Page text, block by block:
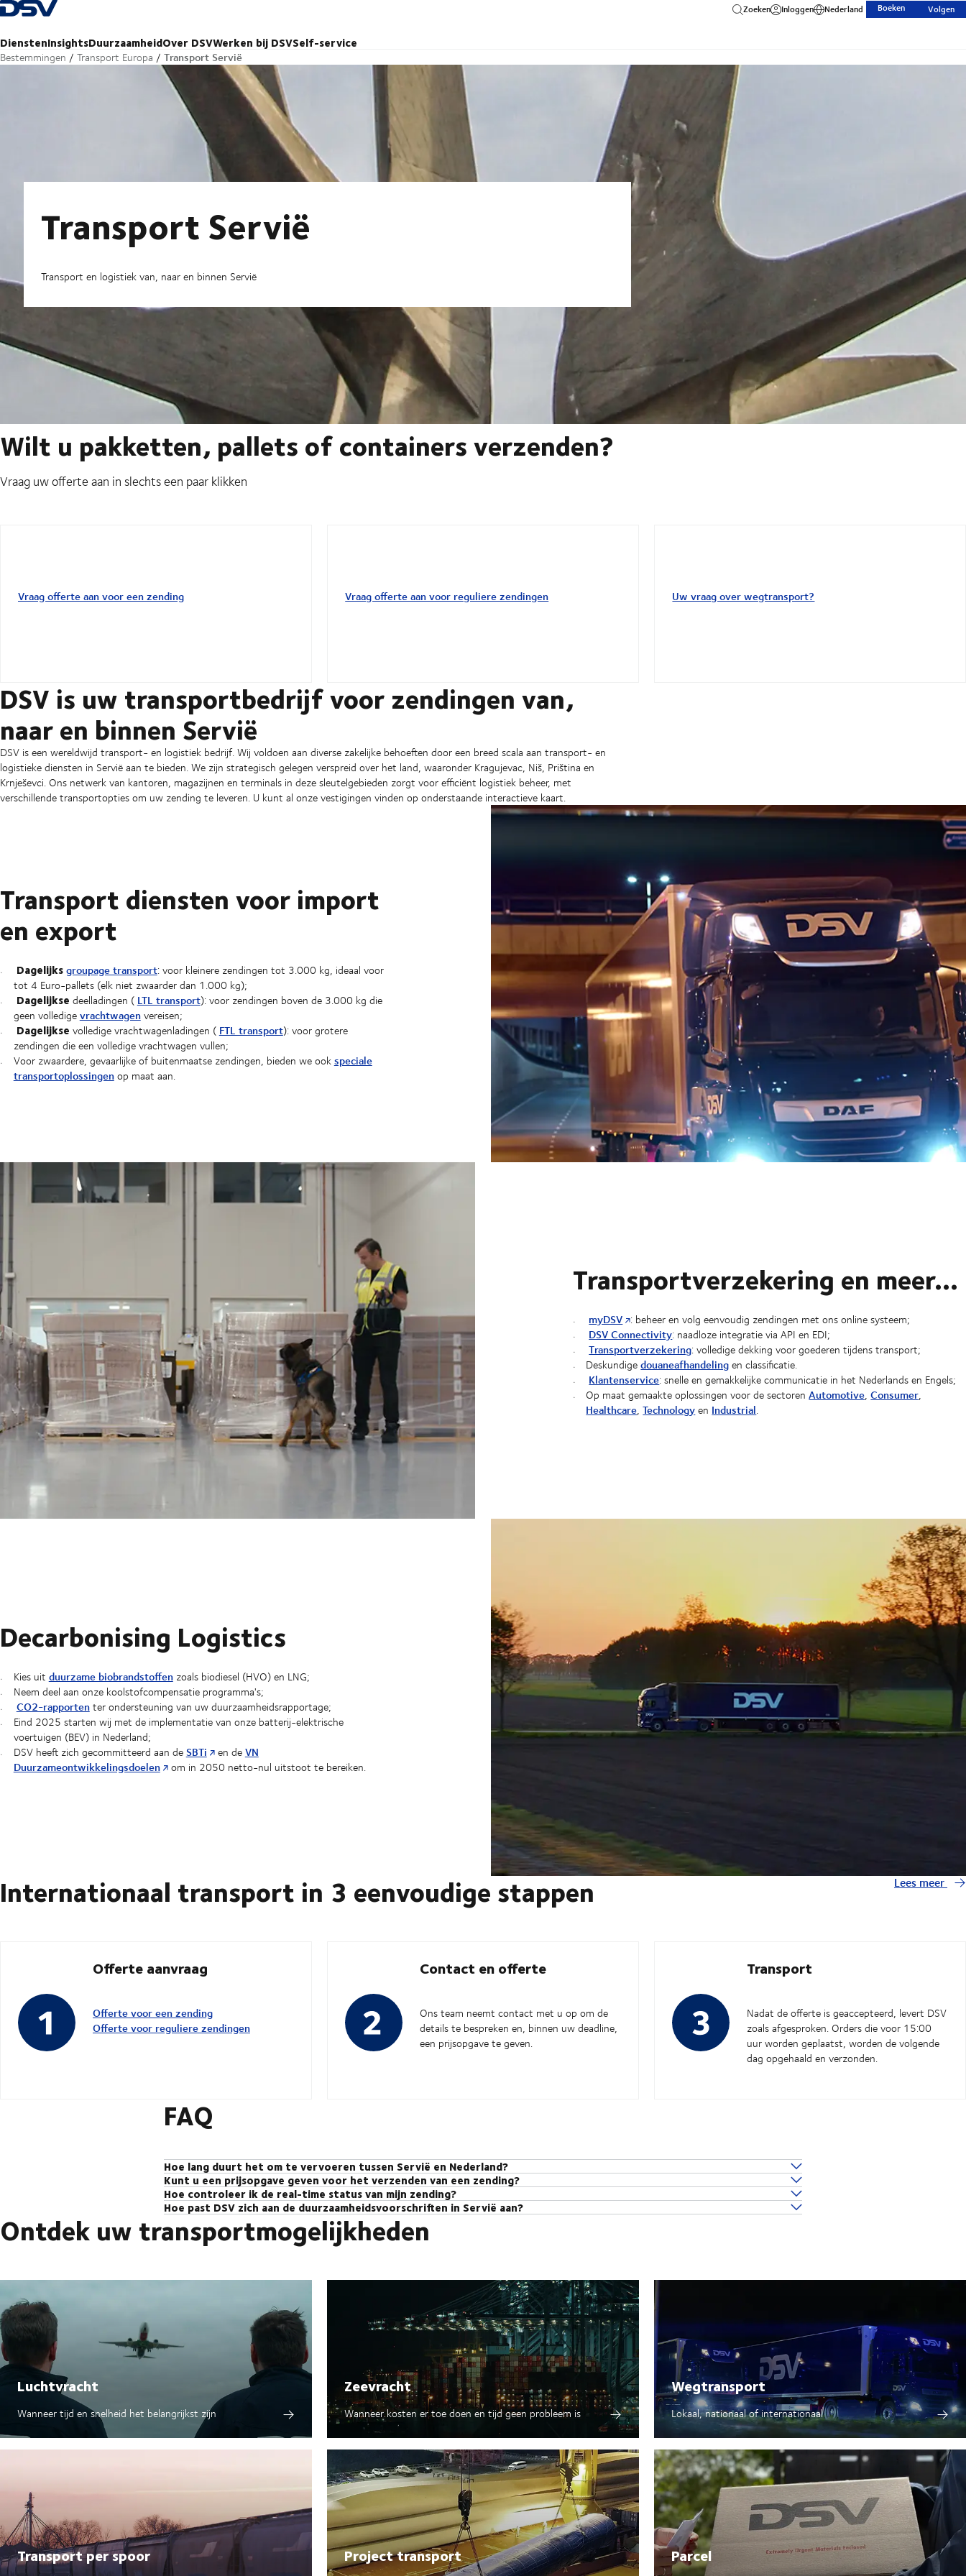
Terug naar startpagina
DienstenInsightsDuurzaamheidOver DSVWerken bij DSVSelf-service
Zoeken Inloggen Nederland Boeken Volgen
Bestemmingen Transport Europa Transport Servië
Transport Servië
Transport en logistiek van, naar en binnen Servië
Wilt u pakketten, pallets of containers verzenden?
Vraag uw offerte aan in slechts een paar klikken
Vraag offerte aan voor een zending Vraag offerte aan voor reguliere zendingen Uw vraag over wegtransport?
DSV is uw transportbedrijf voor zendingen van,
naar en binnen Servië
DSV is een wereldwijd transport- en logistiek bedrijf. Wij voldoen aan diverse zakelijke behoeften door een breed scala aan transport- en
logistieke diensten in Servië aan te bieden. We zijn strategisch gelegen verspreid over het land, waaronder Kragujevac, Niš, Priština en
Krnješevci. Ons netwerk van kantoren, magazijnen en terminals in deze sleutelgebieden zorgt voor efficiënt logistiek beheer, met
verschillende transportopties om uw zending te leveren. U kunt al onze vestigingen vinden op onderstaande interactieve kaart.
Transport diensten voor import
en export
Dagelijksgroupage transport: voor kleinere zendingen tot 3.000 kg, ideaal voor
tot 4 Euro-pallets (elk niet zwaarder dan 1.000 kg);
Dagelijkse deelladingen ( LTL transport): voor zendingen boven de 3.000 kg die
geen volledigevrachtwagenvereisen;
Dagelijkse volledige vrachtwagenladingen ( FTL transport): voor grotere
zendingen die een volledige vrachtwagen vullen;
Voor zwaardere, gevaarlijke of buitenmaatse zendingen, bieden we ookspeciale
transportoplossingenop maat aan.
Transportverzekering en meer...
myDSV : beheer en volg eenvoudig zendingen met ons online systeem;
DSV Connectivity: naadloze integratie via API en EDI;
Transportverzekering: volledige dekking voor goederen tijdens transport;
Deskundigedouaneafhandelingen classificatie.
Klantenservice: snelle en gemakkelijke communicatie in het Nederlands en Engels;
Op maat gemaakte oplossingen voor de sectorenAutomotive,Consumer,
Healthcare,Technologyen Industrial.
Decarbonising Logistics
Kies uit duurzame biobrandstoffenzoals biodiesel (HVO) en LNG;
Neem deel aan onze koolstofcompensatie programma's;
CO2-rapportenter ondersteuning van uw duurzaamheidsrapportage;
Eind 2025 starten wij met de implementatie van onze batterij-elektrische
voertuigen (BEV) in Nederland;
DSV heeft zich gecommitteerd aan deSBTi en deVN
Duurzameontwikkelingsdoelen om in 2050 netto-nul uitstoot te bereiken.
Internationaal transport in 3 eenvoudige stappen Lees meer
Offerte aanvraag
Offerte voor een zending
Offerte voor reguliere zendingen
Contact en offerte
Ons team neemt contact met u op om de
details te bespreken en, binnen uw deadline,
een prijsopgave te geven.
Transport
Nadat de offerte is geaccepteerd, levert DSV
zoals afgesproken. Orders die voor 15:00
uur worden geplaatst, worden de volgende
dag opgehaald en verzonden.
FAQ
Hoe lang duurt het om te vervoeren tussen Servië en Nederland?
De transittijden voor zendingen tussen Servië en Nederland variëren per type zending (FTL, LTL, Groupage), meestal enkele werkdagen.
Aangezien transittijden kunnen verschillen door verschillende factoren, raden wij u aan om
,
wat klaarstaat om u te helpen de juiste oplossing te vinden en nauwkeurige transittijden te bieden.
Kunt u een prijsopgave geven voor het verzenden van een zending?
Om een nauwkeurig tarief te krijgen, kunt ueen offerte aanvragen
Hoe controleer ik de real-time status van mijn zending?
Om de real-time status van uw zending te controleren, logt u in op myDSV. Het biedt live tracking via
Hoe past DSV zich aan de duurzaamheidsvoorschriften in Servië aan?
In Servië verkennen steden zoals Belgrado de implementatie van lage-emissiezones (LEZ's) voor zware voertuigen als onderdeel van
inspanningen om de luchtvervuiling in de stad te verminderen. De regering overweegt beleidsmaatregelen die de adoptie van elektrische
voertuigen bevorderen en de uitbreiding van oplaadinfrastructuur om aan te sluiten bij de bredere
verminderen en een strategie te ontwikkelen voor de inzet van interne batterij-elektrische voertuigen (BEV's) samen met de noodzakelijke
oplaadinfrastructuur. We vergroten ook het gebruik van onze Driver-app om papierafval tijdens het transport aanzienlijk te verminderen,
terwijl we de Duurzame Ontwikkelingsdoelen van de VN ondersteunen. Bovendien versterkt ons partnerschap met Volvo de decarbonisatie van
Ontdek uw transportmogelijkheden
Luchtvracht
Wanneer tijd en snelheid het belangrijkst zijn
Zeevracht
Wanneer kosten er toe doen en tijd geen probleem is
Wegtransport
Lokaal, nationaal of internationaal
Transport per spoor Project transport Parcel